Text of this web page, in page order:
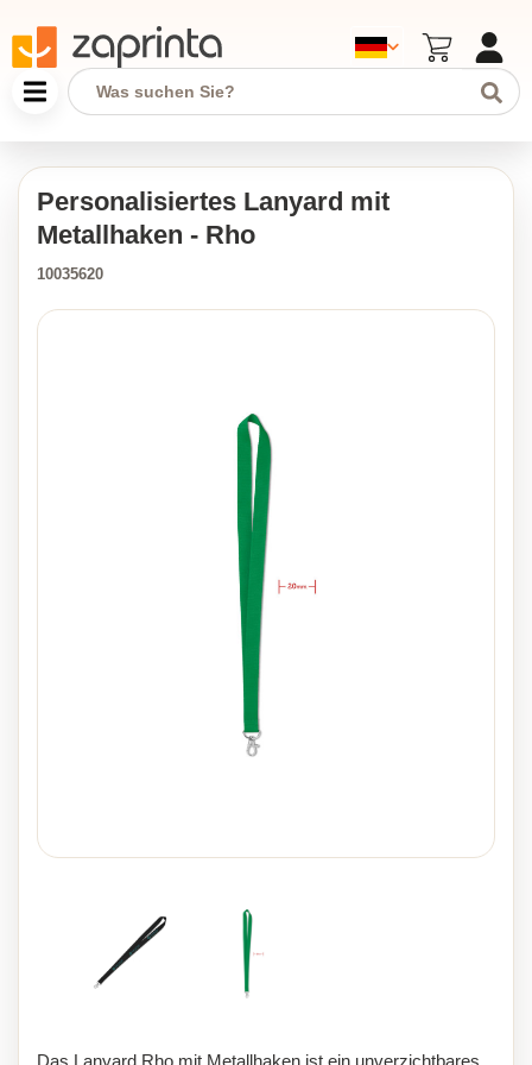
Personalisiertes Lanyard mit
Metallhaken - Rho
10035620
Das Lanyard Rho mit Metallhaken ist ein unverzichtbares